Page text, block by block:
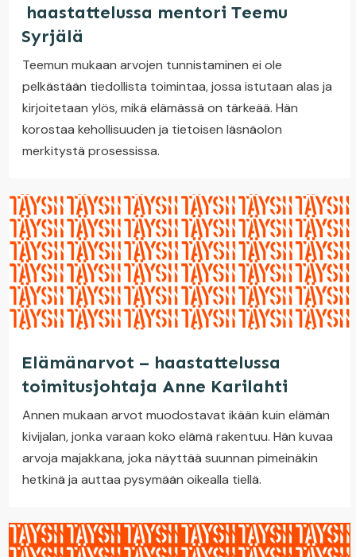
haastattelussa mentori Teemu
Syrjälä
Teemun mukaan arvojen tunnistaminen ei ole
pelkästään tiedollista toimintaa, jossa istutaan alas ja
kirjoitetaan ylös, mikä elämässä on tärkeää. Hän
korostaa kehollisuuden ja tietoisen läsnäolon
merkitystä prosessissa.
Elämänarvot – haastattelussa
toimitusjohtaja Anne Karilahti
Annen mukaan arvot muodostavat ikään kuin elämän
kivijalan, jonka varaan koko elämä rakentuu. Hän kuvaa
arvoja majakkana, joka näyttää suunnan pimeinäkin
hetkinä ja auttaa pysymään oikealla tiellä.